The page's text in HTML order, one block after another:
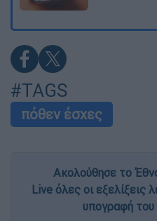
#TAGS
πόθεν έσχες
Ακολούθησε το
Live όλες οι εξελίξεις
υπογραφή